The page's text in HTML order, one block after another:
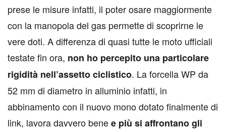
prese le misure infatti, il poter osare maggiormente
con la manopola del gas permette di scoprirne le
vere doti. A differenza di quasi tutte le moto ufficiali
testate fin ora, non ho percepito una particolare
rigidità nell’assetto ciclistico. La forcella WP da
52 mm di diametro in alluminio infatti, in
abbinamento con il nuovo mono dotato finalmente di
link, lavora davvero benee più si affrontano gli